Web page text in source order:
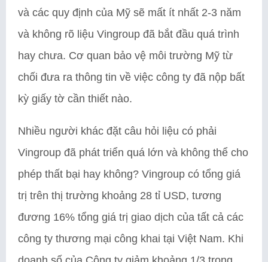
và các quy định của Mỹ sẽ mất ít nhất 2-3 năm
và không rõ liệu Vingroup đã bắt đầu quá trình
hay chưa. Cơ quan bảo vệ môi trường Mỹ từ
chối đưa ra thông tin về việc công ty đã nộp bất
kỳ giấy tờ cần thiết nào.
Nhiều người khác đặt câu hỏi liệu có phải
Vingroup đã phát triển quá lớn và không thể cho
phép thất bại hay không? Vingroup có tổng giá
trị trên thị trường khoảng 28 tỉ USD, tương
đương 16% tổng giá trị giao dịch của tất cả các
công ty thương mại công khai tại Việt Nam. Khi